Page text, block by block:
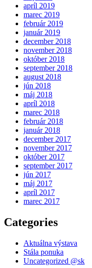
apríl 2019
marec 2019
február 2019
január 2019
december 2018
november 2018
október 2018
september 2018
august 2018
jún 2018
máj 2018
apríl 2018
marec 2018
február 2018
január 2018
december 2017
november 2017
október 2017
september 2017
jún 2017
máj 2017
apríl 2017
marec 2017
Categories
Aktuálna výstava
Stála ponuka
Uncategorized @sk